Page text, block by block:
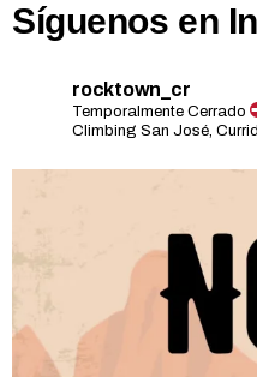
Síguenos en
rocktown_cr
Temporalmente Cerrado
Climbing San José,